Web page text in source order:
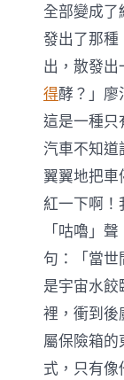
全部變成
發出了那種
出，散發
得酵？」廖
這是一種只
汽車不知道
翼翼地把
紅一下啊
「咕嚕」
句：「當
是宇宙水
裡，衝到後
屬保險箱
式，只有像